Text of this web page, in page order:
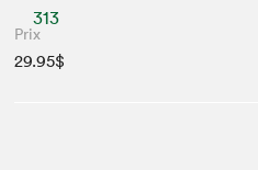
313
Prix
29.95$